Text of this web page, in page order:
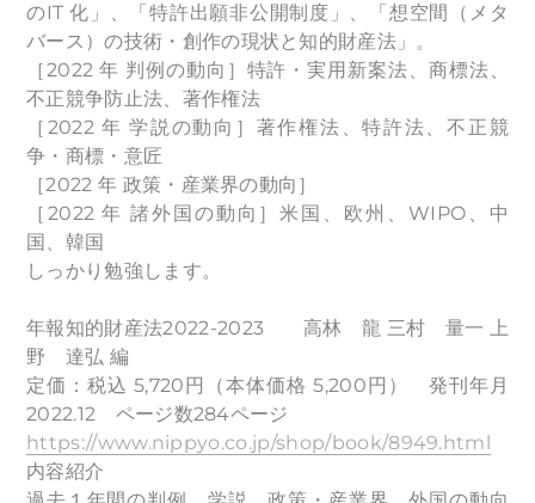
のIT 化」、「特許出願非公開制度」、「想空間（メタ
バース）の技術・創作の現状と知的財産法」。
［2022 年 判例の動向］特許・実用新案法、商標法、
不正競争防止法、著作権法
［2022 年 学説の動向］著作権法、特許法、不正競
争・商標・意匠
［2022 年 政策・産業界の動向］
［2022 年 諸外国の動向］米国、欧州、WIPO、中
国、韓国
しっかり勉強します。
年報知的財産法2022-2023 高林 龍 三村 量一 上
野 達弘 編
定価：税込 5,720円（本体価格 5,200円） 発刊年月
2022.12 ページ数284ページ
https://www.nippyo.co.jp/shop/book/8949.html
内容紹介